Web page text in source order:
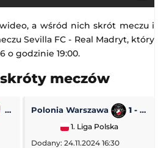
a wśród nich skrót meczu i
Sevilla FC - Real Madryt, który
o godzinie 19:00.
meczów
Polonia Warszawa 1 - 0
1. Liga Polska
Dodany: 24.11.2024 16:30